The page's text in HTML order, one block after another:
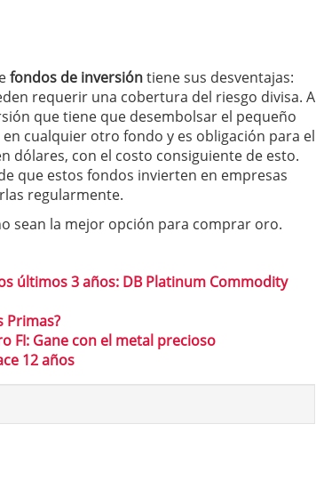
fondos de inversióntiene sus desventajas:
requerir una cobertura del riesgo divisa. A
que tiene que desembolsar el pequeño
cualquier otro fondo y es obligación para el
dólares, con el costo consiguiente de esto.
que estos fondos invierten en empresas
regularmente.
sean la mejor opción para comprar oro.
últimos 3 años: DB Platinum Commodity
Primas?
FI: Gane con el metal precioso
12 años